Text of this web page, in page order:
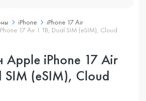
iPhone
iPhone 17 Air
17 Air 1 TB, Dual SIM (eSIM), Cloud
iPhone 17 Air
SIM (eSIM), Cloud